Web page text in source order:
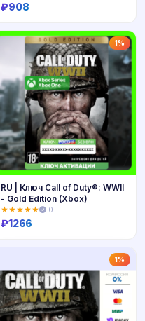
Купить
₽908
1%
RU | Ключ Call of Duty®: WWII
- Gold Edition (Xbox)
★★★★★ 0
₽1266
1%